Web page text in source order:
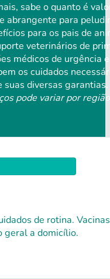
sabe o quanto é
abrangente para
para os pais de
veterinários de
médicos de
os cuidados
diversas garantias.
pode variar por
de rotina.
geral a domicílio.